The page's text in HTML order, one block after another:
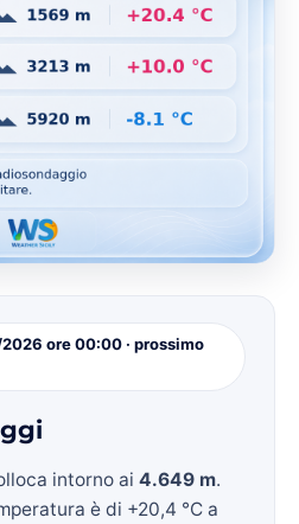
ore 00:00 · prossimo
intorno ai 4.649 m.
è di +20,4 °C a